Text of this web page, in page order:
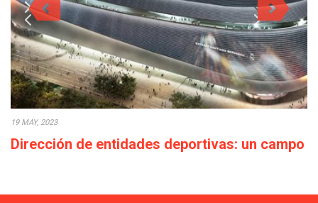
19 MAY, 2023
Dirección de entidades deportivas: un campo